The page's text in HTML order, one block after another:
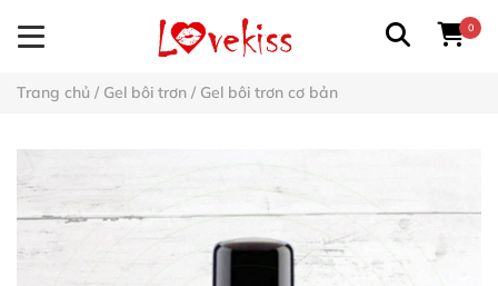
0
Trang chủ / Gel bôi trơn / Gel bôi trơn cơ bản